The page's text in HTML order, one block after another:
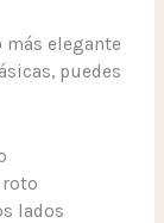
elegante
puedes
roto
lados